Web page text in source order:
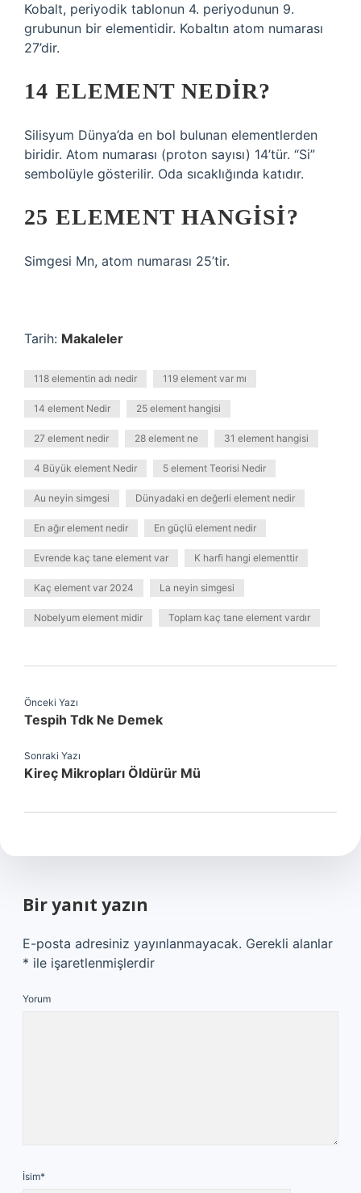
Kobalt, periyodik tablonun 4. periyodunun 9.
grubunun bir elementidir. Kobaltın atom numarası
27’dir.
14 ELEMENT NEDIR?
Silisyum Dünya’da en bol bulunan elementlerden
biridir. Atom numarası (proton sayısı) 14’tür. “Si”
sembolüyle gösterilir. Oda sıcaklığında katıdır.
25 ELEMENT HANGISI?
Simgesi Mn, atom numarası 25’tir.
Tarih: Makaleler
118 elementin adı nedir 119 element var mı
14 element Nedir 25 element hangisi
27 element nedir 28 element ne 31 element hangisi
4 Büyük element Nedir 5 element Teorisi Nedir
Au neyin simgesi Dünyadaki en değerli element nedir
En ağır element nedir En güçlü element nedir
Evrende kaç tane element var K harfi hangi elementtir
Kaç element var 2024 La neyin simgesi
Nobelyum element midir Toplam kaç tane element vardır
Önceki Yazı
Tespih Tdk Ne Demek
Sonraki Yazı
Kireç Mikropları Öldürür Mü
Bir yanıt yazın
E-posta adresiniz yayınlanmayacak. Gerekli alanlar
* ile işaretlenmişlerdir
Yorum
İsim*